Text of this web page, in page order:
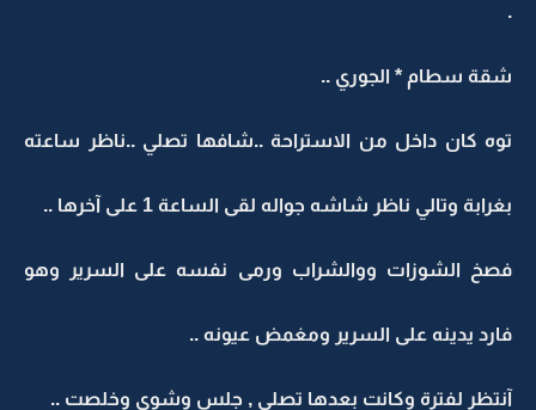
.
شقة سطام * الجوري ..
توه كان داخل من الاستراحة ..شافها تصلي ..ناظر ساعته
بغرابة وتالي ناظر شاشه جواله لقى الساعة 1 على آخرها ..
فصخ الشوزات ووالشراب ورمى نفسه على السرير وهو
فارد يدينه على السرير ومغمض عيونه ..
آنتظر لفترة وكانت بعدها تصلي , جلس وشوي وخلصت ..